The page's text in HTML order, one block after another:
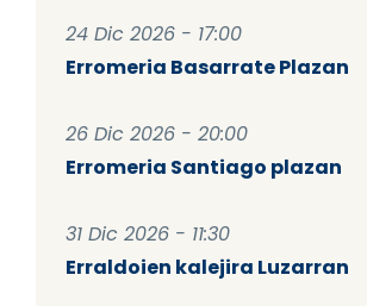
24 Dic 2026 - 17:00
Erromeria Basarrate Plazan
26 Dic 2026 - 20:00
Erromeria Santiago plazan
31 Dic 2026 - 11:30
Erraldoien kalejira Luzarran